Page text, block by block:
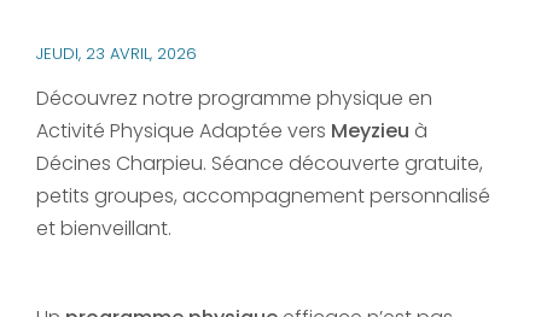
JEUDI, 23 AVRIL, 2026
Découvrez notre programme physique en
Activité Physique Adaptée vers Meyzieu à
Décines Charpieu. Séance découverte gratuite,
petits groupes, accompagnement personnalisé
et bienveillant.